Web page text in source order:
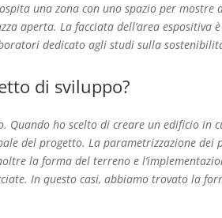
una zona con uno spazio per mostre
aperta. La facciata dell’area
dedicato agli studi sulla
di sviluppo?
Quando ho scelto di creare un edificio in
del progetto. La parametrizzazione
la forma del terreno e
In questo casi, abbiamo trovato la